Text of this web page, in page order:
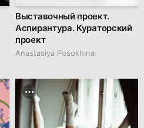
Выставочный проект.
Аспирантура. Кураторский
проект
Anastasiya Posokhina